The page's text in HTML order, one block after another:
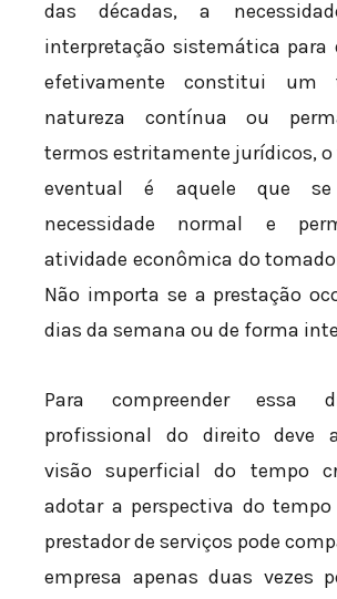
das décadas, a
interpretação sistemática para
efetivamente constitui um
natureza contínua ou
termos estritamente jurídicos,
eventual é aquele que
necessidade normal e
atividade econômica do
Não importa se a prestação
dias da semana ou de forma
Para compreender essa
profissional do direito deve
visão superficial do tempo
adotar a perspectiva do
prestador de serviços pode
empresa apenas duas vezes